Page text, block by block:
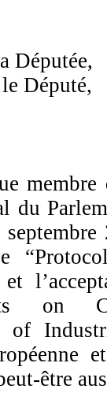
Députée,
Député,
membre
du
on
of
être